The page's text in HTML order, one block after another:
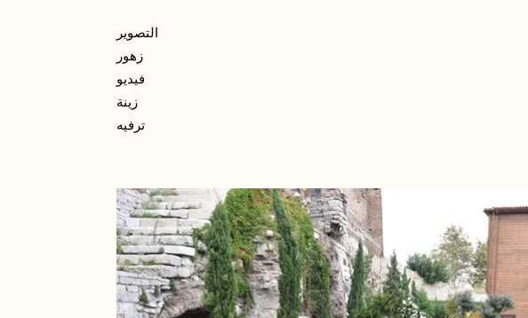
التصوير
زهور
فيديو
زينة
ترفيه